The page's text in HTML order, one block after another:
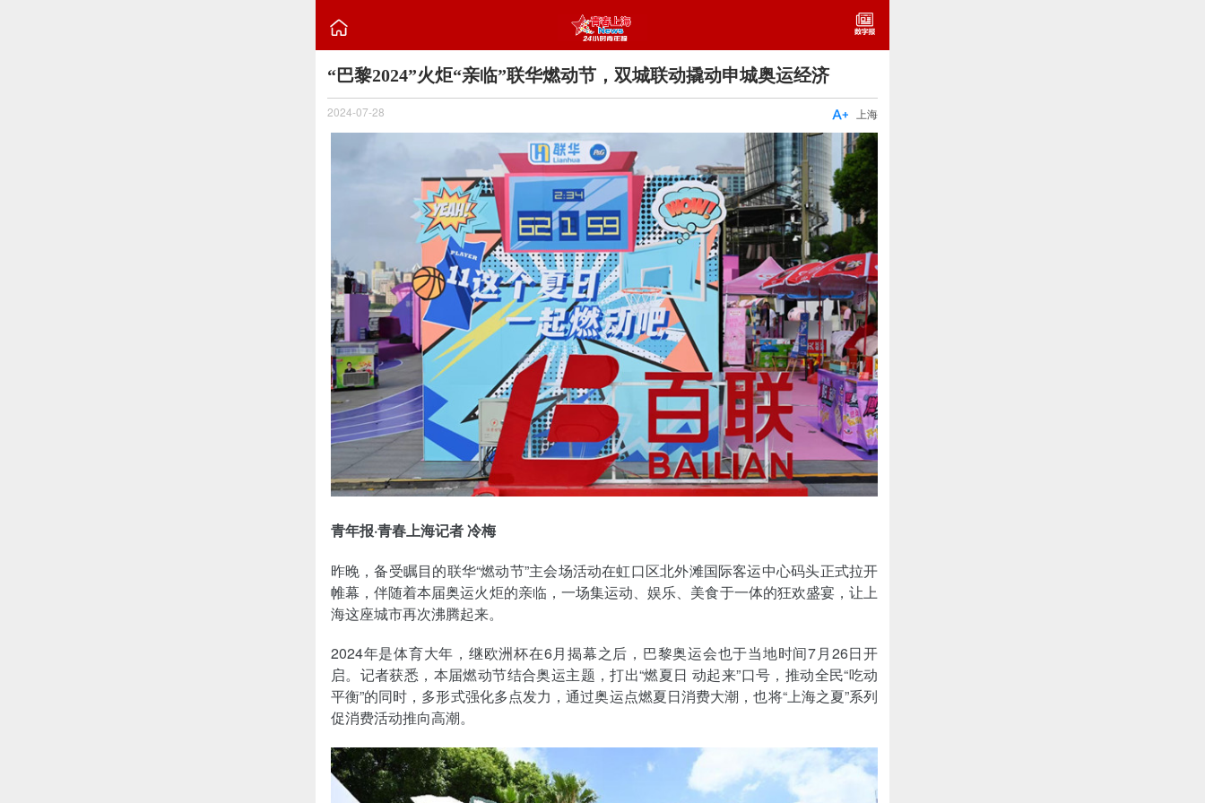

“巴黎2024”火炬“亲临”联华燃动节，双城联动撬动申城奥运经济
2024-07-28 上海

青年报·青春上海记者 冷梅
昨晚，备受瞩目的联华“燃动节”主会场活动在虹口区北外滩国际客运中心码头正式拉开
帷幕，伴随着本届奥运火炬的亲临，一场集运动、娱乐、美食于一体的狂欢盛宴，让上
海这座城市再次沸腾起来。
2024年是体育大年，继欧洲杯在6月揭幕之后，巴黎奥运会也于当地时间7月26日开
启。记者获悉，本届燃动节结合奥运主题，打出“燃夏日 动起来”口号，推动全民“吃动
平衡”的同时，多形式强化多点发力，通过奥运点燃夏日消费大潮，也将“上海之夏”系列
促消费活动推向高潮。